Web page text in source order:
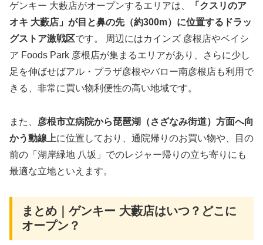
ゲンキー 大藪店がオープンするエリアは、
「クスリのア
オキ 大藪店」が目と鼻の先（約300m）に位置するドラッ
グストア激戦区です。 周辺にはカインズ 彦根店やベイシ
ア Foods Park 彦根店が集まるエリアがあり、さらに少し
足を伸ばせばアル・プラザ彦根やバロー南彦根店も利用で
きる、非常に買い物利便性の高い地域です。
また、 彦根市立病院から琵琶湖（さざなみ街道）方面へ向
かう動線上に位置しており、通院帰りのお買い物や、目の
前の「湖岸緑地 八坂」でのレジャー帰りの立ち寄りにも
最適な立地といえます。
まとめ｜ゲンキー 大藪店はいつ？どこに
オープン？